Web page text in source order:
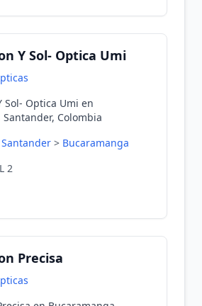
Y Sol- Optica Umi
Sol- Optica Umi en
Colombia
Santander > Bucaramanga
2
Precisa